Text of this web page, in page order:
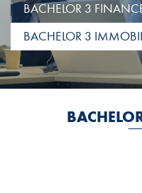
BACHELOR 3
BACHELOR 3